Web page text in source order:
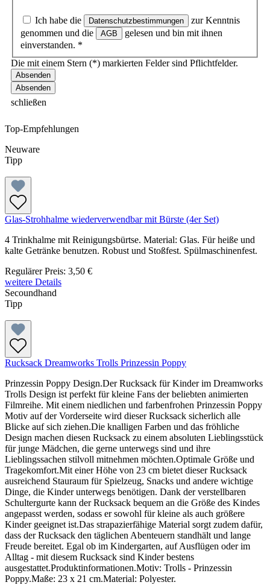
Ich habe die Datenschutzbestimmungen
zur Kenntnis
genommen und die
AGB
gelesen und bin mit ihnen
einverstanden. *
Die mit einem Stern (*) markierten Felder sind Pflichtfelder.
Absenden
schließen
Top-Empfehlungen
Neuware
Tipp
Glas-Strohhalme wiederverwendbar mit Bürste (4er Set)
4 Trinkhalme mit Reinigungsbürtse. Material: Glas. Für heiße und
kalte Getränke benutzen. Robust und Stoßfest. Spülmaschinenfest.
Regulärer Preis: 3,50 €
weitere Details
Secoundhand
Tipp
Rucksack Dreamworks Trolls Prinzessin Poppy
Prinzessin Poppy Design.Der Rucksack für Kinder im Dreamworks
Trolls Design ist perfekt für kleine Fans der beliebten animierten
Filmreihe. Mit einem niedlichen und farbenfrohen Prinzessin Poppy
Motiv auf der Vorderseite wird dieser Rucksack sicherlich alle
Blicke auf sich ziehen.Die knalligen Farben und das fröhliche
Design machen diesen Rucksack zu einem absoluten Lieblingsstück
für junge Mädchen, die gerne unterwegs sind und ihre
Lieblingssachen stilvoll mitnehmen möchten.Optimale Größe und
Tragekomfort.Mit einer Höhe von 23 cm bietet dieser Rucksack
ausreichend Stauraum für Spielzeug, Snacks und andere wichtige
Dinge, die Kinder unterwegs benötigen. Dank der verstellbaren
Schultergurte kann der Rucksack bequem an die Größe des Kindes
angepasst werden, sodass er sowohl für kleine als auch größere
Kinder geeignet ist.Das strapazierfähige Material sorgt zudem dafür,
dass der Rucksack den täglichen Abenteuern standhält und lange
Freude bereitet. Egal ob im Kindergarten, auf Ausflügen oder im
Alltag - mit diesem Rucksack sind Kinder bestens
ausgestattet.Produktinformationen.Motiv: Trolls - Prinzessin
Poppy.Maße: 23 x 21 cm.Material: Polyester.